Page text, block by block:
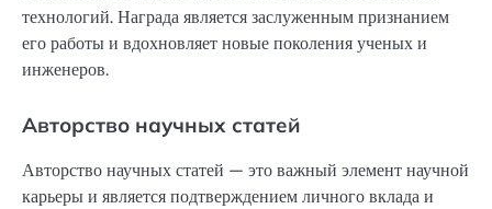
технологий. Награда является заслуженным признанием
его работы и вдохновляет новые поколения ученых и
инженеров.
Авторство научных статей
Авторство научных статей — это важный элемент научной
карьеры и является подтверждением личного вклада и